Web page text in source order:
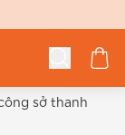
sở thanh